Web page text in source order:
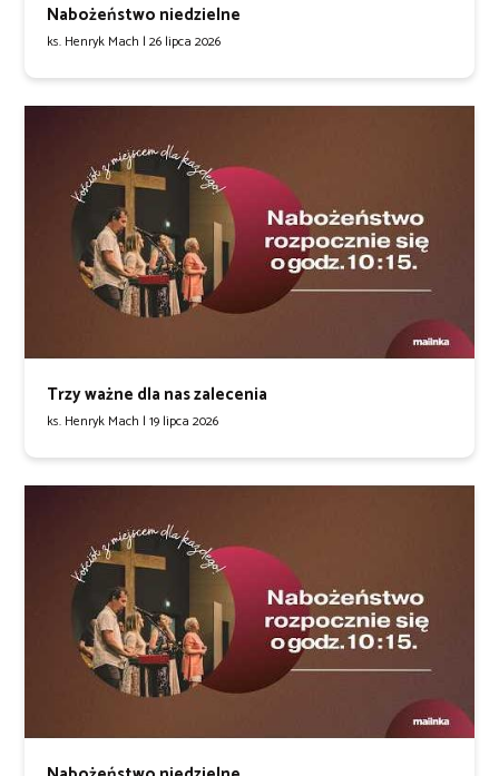
Nabożeństwo niedzielne
ks. Henryk Mach | 26 lipca 2026
Trzy ważne dla nas zalecenia
ks. Henryk Mach | 19 lipca 2026